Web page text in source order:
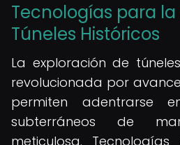
Tecnologías para
Túneles Históricos
La exploración de
revolucionada por
permiten adentrarse
subterráneos de
meticulosa.